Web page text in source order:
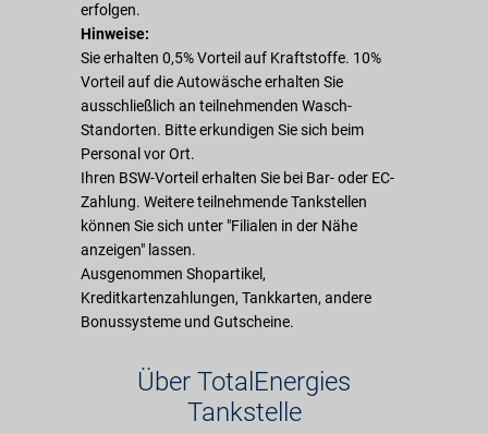
erfolgen.
Hinweise:
Sie erhalten 0,5% Vorteil auf Kraftstoffe. 10%
Vorteil auf die Autowäsche erhalten Sie
ausschließlich an teilnehmenden Wasch-
Standorten. Bitte erkundigen Sie sich beim
Personal vor Ort.
Ihren BSW-Vorteil erhalten Sie bei Bar- oder EC-
Zahlung. Weitere teilnehmende Tankstellen
können Sie sich unter "Filialen in der Nähe
anzeigen" lassen.
Ausgenommen Shopartikel,
Kreditkartenzahlungen, Tankkarten, andere
Bonussysteme und Gutscheine.
Über TotalEnergies
Tankstelle